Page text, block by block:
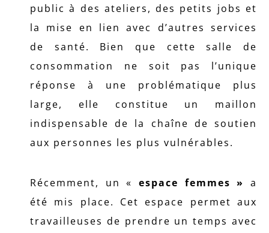
public à des ateliers, des petits jobs et
la mise en lien avec d’autres services
de santé. Bien que cette salle de
consommation ne soit pas l’unique
réponse à une problématique plus
large, elle constitue un maillon
indispensable de la chaîne de soutien
aux personnes les plus vulnérables.
Récemment, un « espace femmes »
a
été mis place. Cet espace permet aux
travailleuses de prendre un temps avec